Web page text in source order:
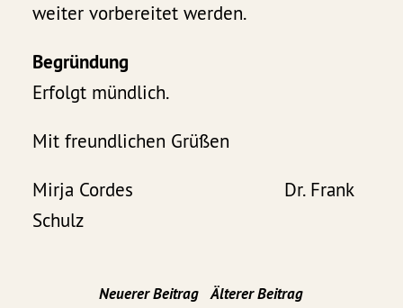
weiter vorbereitet werden.
Begründung
Erfolgt mündlich.
Mit freundlichen Grüßen
Mirja Cordes Dr. Frank
Schulz
Neuerer Beitrag Älterer Beitrag